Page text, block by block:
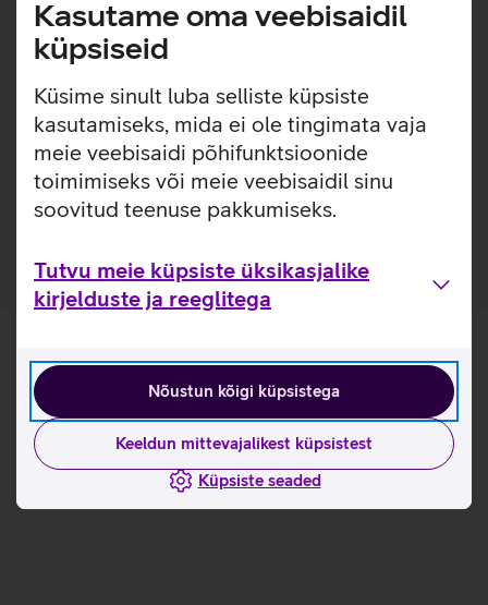
Kasutame oma veebisaidil
küpsiseid
Küsime sinult luba selliste küpsiste
kasutamiseks, mida ei ole tingimata vaja
meie veebisaidi põhifunktsioonide
toimimiseks või meie veebisaidil sinu
soovitud teenuse pakkumiseks.
Tutvu meie küpsiste üksikasjalike
kirjelduste ja reeglitega
Nõustun kõigi küpsistega
Keeldun mittevajalikest küpsistest
Küpsiste seaded
Õhuke, kerge ja lihtsasti kinnitatav ümbris, millel on
sisseehitatud MagSafe magnetid, mis muudavad ümbrise
kinnitamise ja eemaldamise väga lihtsaks. Ümbrisega on
võimalik kasutada Qi või MagSafe juhtmevaba laadimist
ilma seda eemaldamata. Lisaks saab ümbrise tagaküljele
mugavalt kinnitada ka rahatasku. Ümbris on mikrofiiber
sisuga, tagamaks telefonile kaitse mikrokriimustuste eest
juhuks, kui tolm ja mustus satuvad telefoni ja ümbrise
vahele.